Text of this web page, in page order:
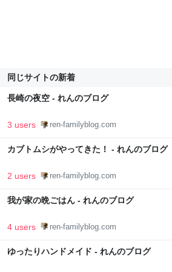
同じサイトの新着
長崎の夜空 - れんのブログ
3 users ren-familyblog.com
カブトムシがやってきた！ - れんのブログ
2 users ren-familyblog.com
我が家の晩ごはん - れんのブログ
4 users ren-familyblog.com
ゆったりハンドメイド - れんのブログ